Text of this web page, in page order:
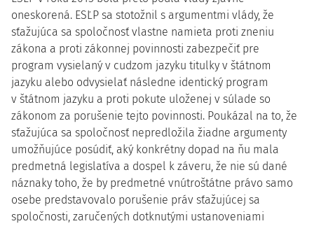
oneskorená. ESĽP sa stotožnil s argumentmi vlády, že
sťažujúca sa spoločnosť vlastne namieta proti zneniu
zákona a proti zákonnej povinnosti zabezpečiť pre
program vysielaný v cudzom jazyku titulky v štátnom
jazyku alebo odvysielať následne identický program
v štátnom jazyku a proti pokute uloženej v súlade so
zákonom za porušenie tejto povinnosti. Poukázal na to, že
sťažujúca sa spoločnosť nepredložila žiadne argumenty
umožňujúce posúdiť, aký konkrétny dopad na ňu mala
predmetná legislatíva a dospel k záveru, že nie sú dané
náznaky toho, že by predmetné vnútroštátne právo samo
osebe predstavovalo porušenie práv sťažujúcej sa
spoločnosti, zaručených dotknutými ustanoveniami